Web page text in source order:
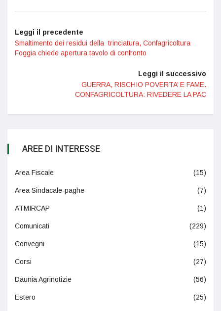
Leggi il precedente
Smaltimento dei residui della trinciatura, Confagricoltura
Foggia chiede apertura tavolo di confronto
Leggi il successivo
GUERRA, RISCHIO POVERTA’ E FAME.
CONFAGRICOLTURA: RIVEDERE LA PAC
AREE DI INTERESSE
Area Fiscale (15)
Area Sindacale-paghe (7)
ATMIRCAP (1)
Comunicati (229)
Convegni (15)
Corsi (27)
Daunia Agrinotizie (56)
Estero (25)